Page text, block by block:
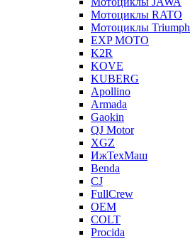
Мотоциклы RATO
Мотоциклы Triumph
EXP MOTO
K2R
KOVE
KUBERG
Apollino
Armada
Gaokin
QJ Motor
XGZ
ИжТехМаш
Benda
CJ
FullCrew
OEM
COLT
Procida